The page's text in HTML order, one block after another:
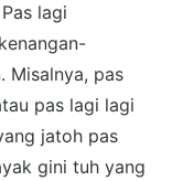
lagi
Misalnya, pas
pas lagi lagi
jatoh pas
gini tuh yang